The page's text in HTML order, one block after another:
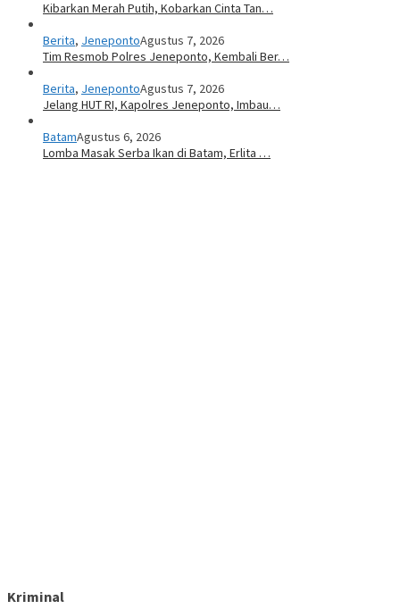
Kibarkan Merah Putih, Kobarkan Cinta Tan…
Berita, JenepontoAgustus 7, 2026
Tim Resmob Polres Jeneponto, Kembali Ber…
Berita, JenepontoAgustus 7, 2026
Jelang HUT RI, Kapolres Jeneponto, Imbau…
BatamAgustus 6, 2026
Lomba Masak Serba Ikan di Batam, Erlita …
Kriminal